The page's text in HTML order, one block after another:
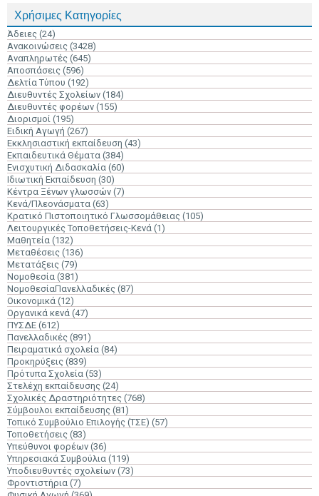
Χρήσιμες Κατηγορίες
Άδειες (24)
Ανακοινώσεις (3428)
Αναπληρωτές (645)
Αποσπάσεις (596)
Δελτία Τύπου (192)
Διευθυντές Σχολείων (184)
Διευθυντές φορέων (155)
Διορισμοί (195)
Ειδική Αγωγή (267)
Εκκλησιαστική εκπαίδευση (43)
Εκπαιδευτικά Θέματα (384)
Ενισχυτική Διδασκαλία (60)
Ιδιωτική Εκπαίδευση (30)
Κέντρα Ξένων γλωσσών (7)
Κενά/Πλεονάσματα (63)
Κρατικό Πιστοποιητικό Γλωσσομάθειας (105)
Λειτουργικές Τοποθετήσεις-Κενά (1)
Μαθητεία (132)
Μεταθέσεις (136)
Μετατάξεις (79)
Νομοθεσία (381)
ΝομοθεσίαΠανελλαδικές (87)
Οικονομικά (12)
Οργανικά κενά (47)
ΠΥΣΔΕ (612)
Πανελλαδικές (891)
Πειραματικά σχολεία (84)
Προκηρύξεις (839)
Πρότυπα Σχολεία (53)
Στελέχη εκπαίδευσης (24)
Σχολικές Δραστηριότητες (768)
Σύμβουλοι εκπαίδευσης (81)
Τοπικό Συμβούλιο Επιλογής (ΤΣΕ) (57)
Τοποθετήσεις (83)
Υπεύθυνοι φορέων (36)
Υπηρεσιακά Συμβούλια (119)
Υποδιευθυντές σχολείων (73)
Φροντιστήρια (7)